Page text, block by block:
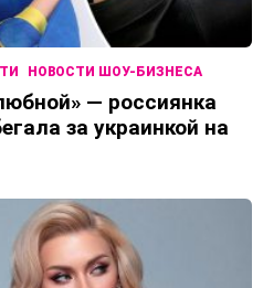
НОВОСТИ ШОУ-БИЗНЕСА
— россиянка
за украинкой на